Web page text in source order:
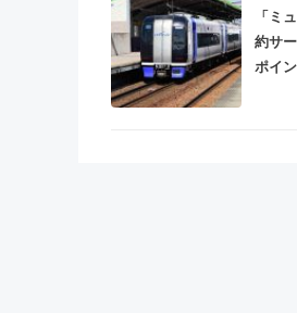
「ミ
約サ
ポイ